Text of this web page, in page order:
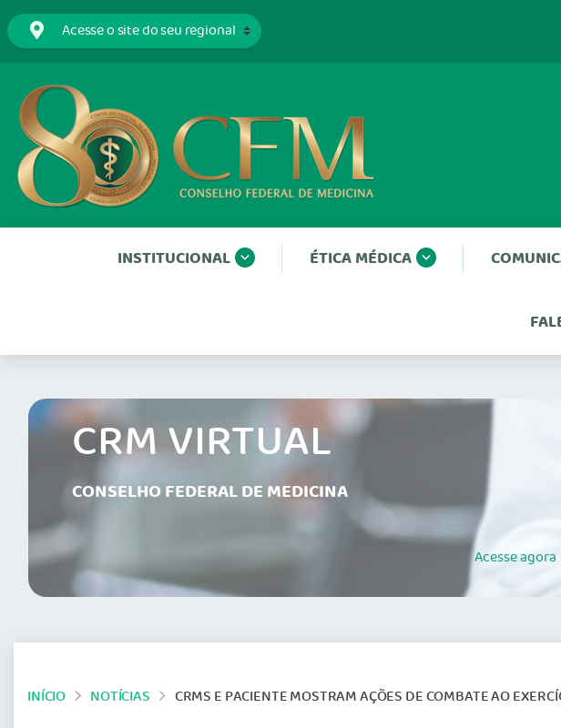
INSTITUCIONAL ÉTICA MÉDICA
CRM VIRTUAL
CONSELHO FEDERAL DE MEDICINA
Acesseagora
INÍCIO NOTÍCIAS CRMS E PACIENTE MOSTRAM AÇÕES DE COMBATE AO